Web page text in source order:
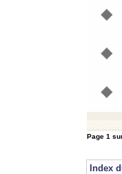
Page 1
Index